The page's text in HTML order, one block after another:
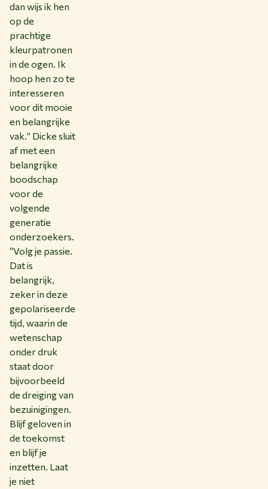
dan wijs ik hen
op de
prachtige
kleurpatronen
in de ogen. Ik
hoop hen zo te
interesseren
voor dit mooie
en belangrijke
vak.” Dicke sluit
af met een
belangrijke
boodschap
voor de
volgende
generatie
onderzoekers.
“Volg je passie.
Dat is
belangrijk,
zeker in deze
gepolariseerde
tijd, waarin de
wetenschap
onder druk
staat door
bijvoorbeeld
de dreiging van
bezuinigingen.
Blijf geloven in
de toekomst
en blijf je
inzetten. Laat
je niet